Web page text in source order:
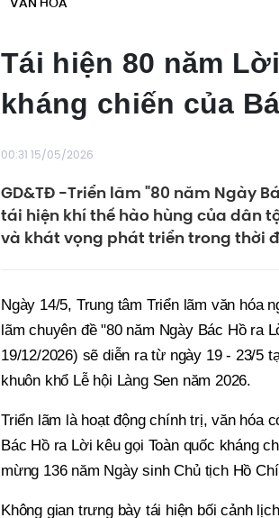
VĂN HÓA
Tái hiện 80 năm
kháng chiến của
00:31 15/05/2026
GD&TĐ -Triển lãm "80 năm Ngày
tái hiện khí thế hào hùng của dân
và khát vọng phát triển trong thời
Ngày 14/5, Trung tâm Triển lãm văn hóa
lãm chuyên đề "80 năm Ngày Bác Hồ ra
19/12/2026) sẽ diễn ra từ ngày 19 - 23/5
khuôn khổ Lễ hội Làng Sen năm 2026.
Triển lãm là hoạt động chính trị, văn hóa
Bác Hồ ra Lời kêu gọi Toàn quốc kháng
mừng 136 năm Ngày sinh Chủ tịch Hồ
Không gian trưng bày tái hiện bối cảnh